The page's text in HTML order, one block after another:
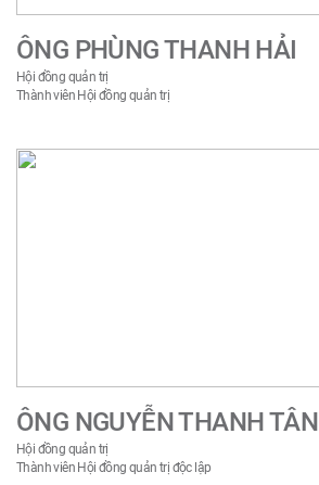
ÔNG PHÙNG THANH HẢI
Hội đồng quản trị
Thành viên Hội đồng quản trị
ÔNG NGUYỄN THANH TÂN
Hội đồng quản trị
Thành viên Hội đồng quản trị độc lập